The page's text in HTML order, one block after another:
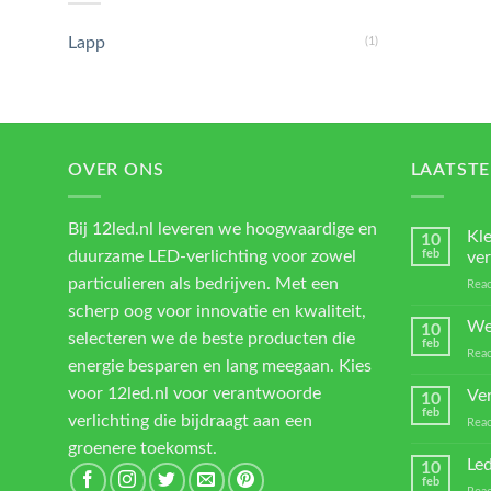
Lapp (1)
OVER ONS
Bij 12led.nl leveren we hoogwaardige en
duurzame LED-verlichting voor zowel
particulieren als bedrijven. Met een
scherp oog voor innovatie en kwaliteit,
selecteren we de beste producten die
energie besparen en lang meegaan. Kies
voor 12led.nl voor verantwoorde
verlichting die bijdraagt aan een
groenere toekomst.
10
feb
10
feb
10
feb
10
feb